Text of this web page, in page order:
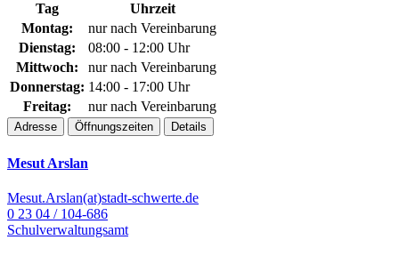
Tag
Uhrzeit
Montag:
nur nach Vereinbarung
Dienstag:
08:00 - 12:00 Uhr
Mittwoch:
nur nach Vereinbarung
Donnerstag: 14:00 - 17:00 Uhr
Freitag:
nur nach Vereinbarung
Adresse Öffnungszeiten Details
Mesut Arslan
Mesut.Arslan(at)stadt-schwerte.de
0 23 04 / 104-686
Schulverwaltungsamt